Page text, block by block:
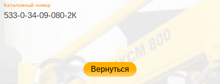
Каталожный номер
533-0-34-09-080-2К
Вернуться